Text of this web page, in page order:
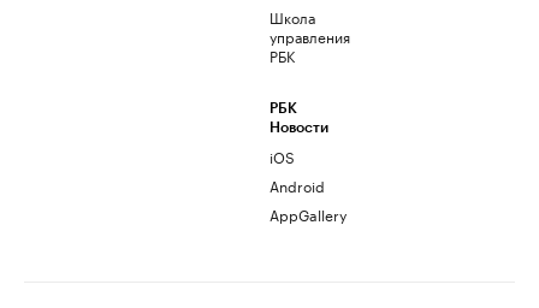
Школа
управления
РБК
РБК
Новости
iOS
Android
AppGallery